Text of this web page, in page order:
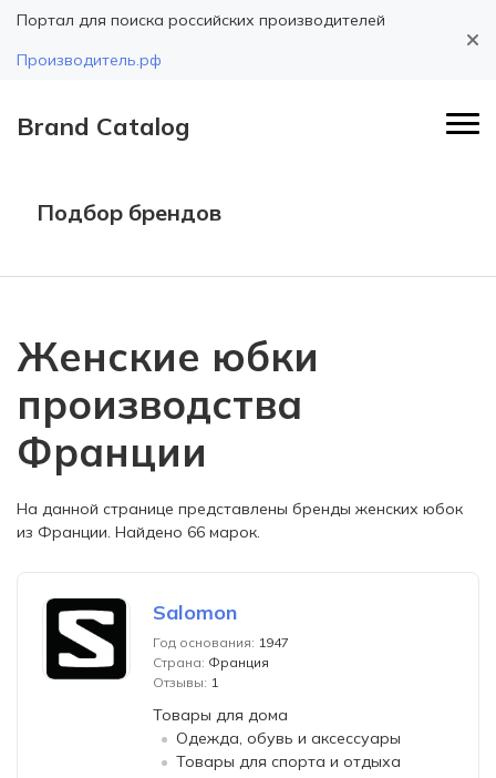
Портал для поиска российских производителей
Производитель.рф
Brand Catalog
Подбор брендов
Женские юбки
производства
Франции
На данной странице представлены бренды женских юбок
из Франции. Найдено 66 марок.
Salomon
Год основания: 1947
Страна: Франция
Отзывы: 1
Товары для дома
Одежда, обувь и аксессуары
Товары для спорта и отдыха